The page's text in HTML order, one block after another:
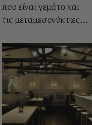
που είναι γεμάτο και
τις μεταμεσονύκτιες
καλά vibes.